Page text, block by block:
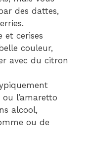
des dattes,
et cerises
couleur,
avec du citron
l’amaretto
alcool,
ou de